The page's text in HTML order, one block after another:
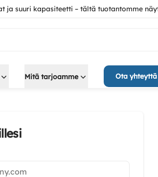
ja suuri kapasiteetti – tältä tuotantomme
Mitä tarjoamme Ota yhteyttä